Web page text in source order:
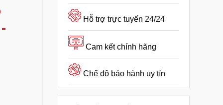
Hỗ trợ trực tuyến 24/24
Cam kết chính hãng
Chế độ bảo hành uy tín